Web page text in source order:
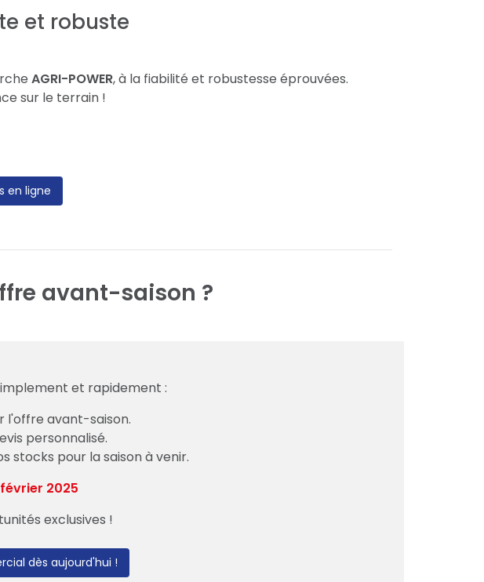
et robuste
AGRI-POWER, à la fiabilité et robustesse éprouvées.
sur le terrain !
en ligne
avant-saison ?
et rapidement :
l'offre avant-saison.
personnalisé.
stocks pour la saison à venir.
2025
exclusives !
dès aujourd'hui !